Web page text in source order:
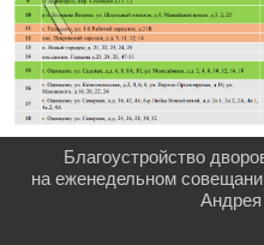
Благоустройство
на еженедельном